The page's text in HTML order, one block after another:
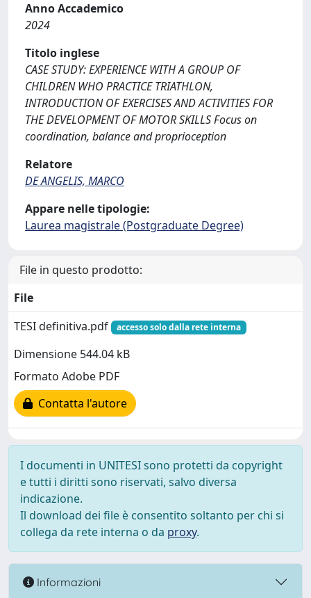
Anno Accademico
2024
Titolo inglese
CASE STUDY: EXPERIENCE WITH A GROUP OF
CHILDREN WHO PRACTICE TRIATHLON,
INTRODUCTION OF EXERCISES AND ACTIVITIES FOR
THE DEVELOPMENT OF MOTOR SKILLS Focus on
coordination, balance and proprioception
Relatore
DE ANGELIS, MARCO
Appare nelle tipologie:
Laurea magistrale (Postgraduate Degree)
File in questo prodotto:
File
TESI definitiva.pdf
accesso solo dalla rete interna
Dimensione 544.04 kB
Formato Adobe PDF
Contatta l'autore
I documenti in UNITESI sono protetti da copyright
e tutti i diritti sono riservati, salvo diversa
indicazione.
Il download dei file è consentito soltanto per chi si
collega da rete interna o da proxy.
Informazioni